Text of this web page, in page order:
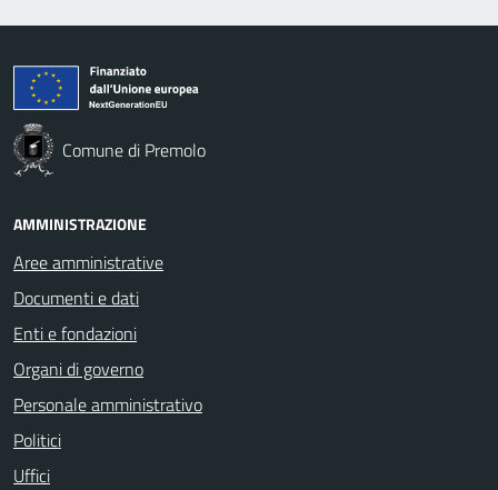
Comune di Premolo
AMMINISTRAZIONE
Aree amministrative
Documenti e dati
Enti e fondazioni
Organi di governo
Personale amministrativo
Politici
Uffici